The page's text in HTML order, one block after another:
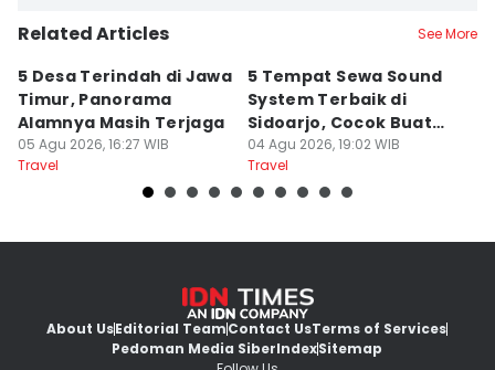
Related Articles See More
5 Desa Terindah di Jawa
Timur, Panorama
Alamnya Masih Terjaga
05 Agu 2026, 16:27 WIB
Travel
5 Tempat Sewa Sound
System Terbaik di
Sidoarjo, Cocok Buat
Agustusan
04 Agu 2026, 19:02 WIB
Travel
About UsEditorial TeamContact UsTerms of Services
Pedoman Media SiberIndexSitemap